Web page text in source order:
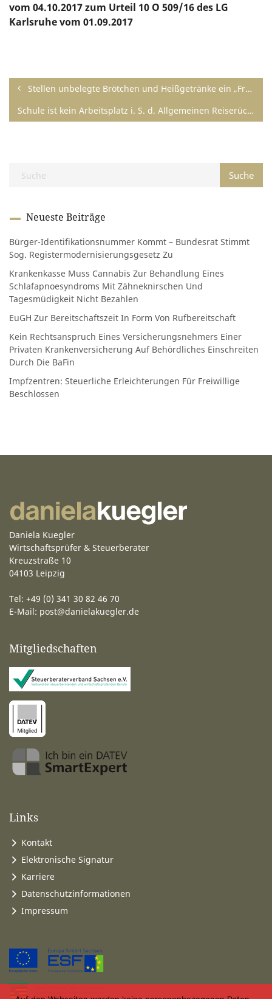
vom 04.10.2017 zum Urteil 10 O 509/16 des LG
Karlsruhe vom 01.09.2017
Stellen unbelegte Brötchen und Heißgetränke ein „Frühstück“ i. S. v. § 2 Abs. 1 Satz 2 Nr. 1 der SvEV dar?
Schule ist kein Arbeitsplatz i. S. d. Allgemeinen Reiserücktrittsversicherungsbedingungen
Neueste Beiträge
Bürger-Identifikationsnummer Kommt – Bundesrat Stimmt
Sog. Registermodernisierungsgesetz Zu
Krankenkasse Muss Cannabis Zur Behandlung Eines
Schlafapnoesyndroms Mit Zähneknirschen Und
Tagesmüdigkeit Nicht Bezahlen
EuGH Zur Bereitschaftszeit In Form Von Rufbereitschaft
Kein Rechtsanspruch Eines Versicherungsnehmers Einer
Privaten Krankenversicherung Auf Behördliches Einschreiten
Durch Die BaFin
Impfzentren: Steuerliche Erleichterungen Für Freiwillige
Beschlossen
Daniela Kuegler
Wirtschaftsprüfer & Steuerberater
Kreuzstraße 10
04103 Leipzig
Tel: +49 (0) 341 30 82 46 70
E-Mail: post@danielakuegler.de
Mitgliedschaften
Links
Kontakt
Elektronische Signatur
Karriere
Datenschutzinformationen
Impressum